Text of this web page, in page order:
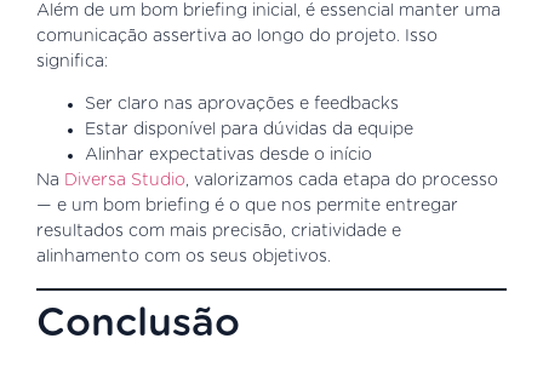
Além de um bom briefing inicial, é essencial manter uma
comunicação assertiva ao longo do projeto. Isso
significa:
Ser claro nas aprovações e feedbacks
Estar disponível para dúvidas da equipe
Alinhar expectativas desde o início
Na Diversa Studio, valorizamos cada etapa do processo
— e um bom briefing é o que nos permite entregar
resultados com mais precisão, criatividade e
alinhamento com os seus objetivos.
Conclusão